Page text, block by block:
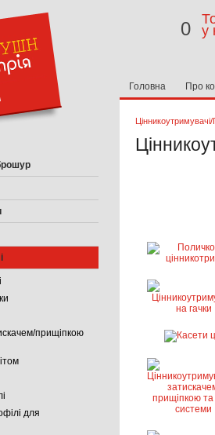
прищіпкою
для
0 у
Головна Про
Цінникоутримувачі/